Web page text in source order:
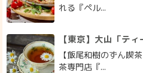
れる『ペル...
【東京】大山「テ
【飯尾和樹のずん喫
茶専門店『...